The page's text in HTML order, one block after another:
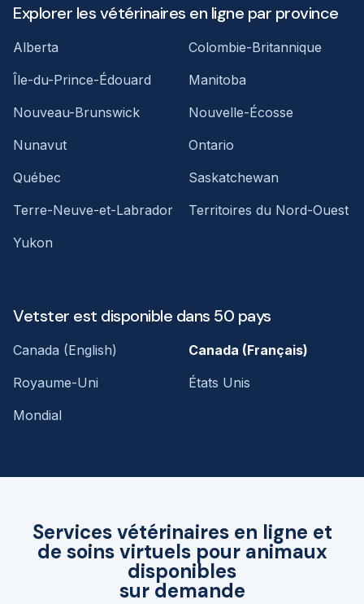
Services vétérinaires en ligne et
de soins virtuels pour animaux
disponibles
sur demande
Explorer les vétérinaires en ligne par province
Alberta
Colombie-Britannique
Île-du-Prince-Édouard
Manitoba
Nouveau-Brunswick
Nouvelle-Écosse
Nunavut
Ontario
Québec
Saskatchewan
Terre-Neuve-et-Labrador
Territoires du Nord-Ouest
Yukon
Vetster est disponible dans 50 pays
Canada (English)
Canada (Français)
Royaume-Uni
États Unis
Mondial